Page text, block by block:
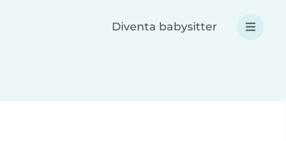
Diventa babysitter